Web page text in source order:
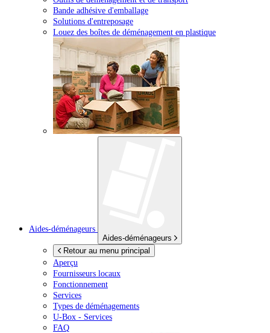
Bande adhésive d'emballage
Solutions d'entreposage
Louez des boîtes de déménagement en plastique
Aides-déménageurs
Aides-déménageurs
Retour au menu principal
Aperçu
Fournisseurs locaux
Fonctionnement
Services
Types de déménagements
U-Box - Services
FAQ